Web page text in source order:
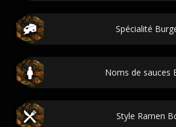
Spécialité
Noms de sauces
Style Ramen